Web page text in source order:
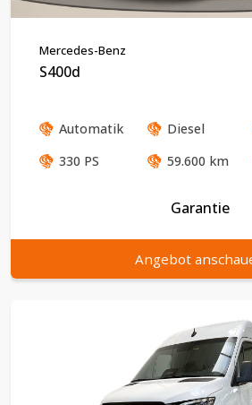
Mercedes-Benz
S400d
Automatik Diesel
330 PS 59.600 km
Garantie
Angebot